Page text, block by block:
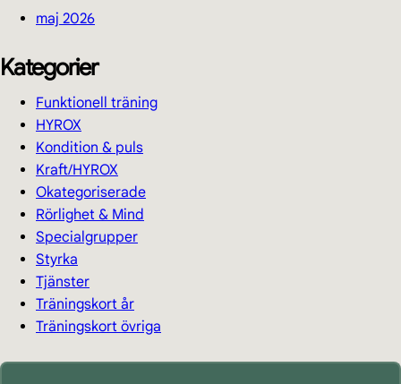
maj 2026
Kategorier
Funktionell träning
HYROX
Kondition & puls
Kraft/HYROX
Okategoriserade
Rörlighet & Mind
Specialgrupper
Styrka
Tjänster
Träningskort år
Träningskort övriga